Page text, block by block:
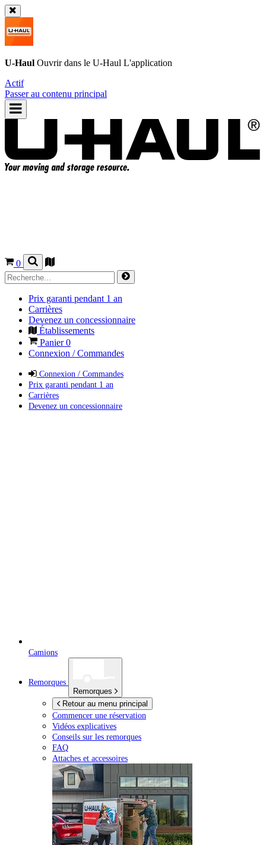
U-Haul Ouvrir dans le U-Haul L'application
Actif
Passer au contenu principal
0
Prix garanti pendant 1 an
Carrières
Devenez un concessionnaire
Établissements
Panier0
Connexion / Commandes
Connexion / Commandes
Prix garanti pendant 1 an
Carrières
Devenez un concessionnaire
Camions
Remorques
Remorques
Retour au menu principal
Commencer une réservation
Vidéos explicatives
Conseils sur les remorques
FAQ
Attaches et accessoires